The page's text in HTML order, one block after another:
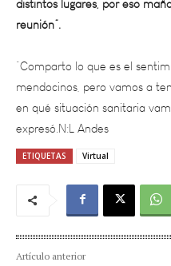
“Comparto lo que es el
mendocinos, pero vamos a
en qué situación sanitaria
expresó.N:L Andes
ETIQUETAS Virtual
Artículo anterior